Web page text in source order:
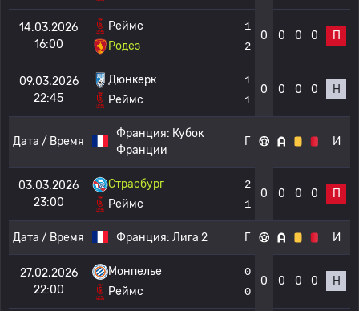
14.03.2026
16:00
Реймс
Родез
1
2
0 0 0 0 П
09.03.2026
22:45
Дюнкерк
Реймс
1
1
0 0 0 0 Н
Дата / Время
Франция: Кубок
Франции
Г И
03.03.2026
23:00
Страсбург
Реймс
2
1
0 0 0 0 П
Дата / Время Франция: Лига 2 Г И
27.02.2026
22:00
Монпелье
Реймс
0
0
0 0 0 0 Н